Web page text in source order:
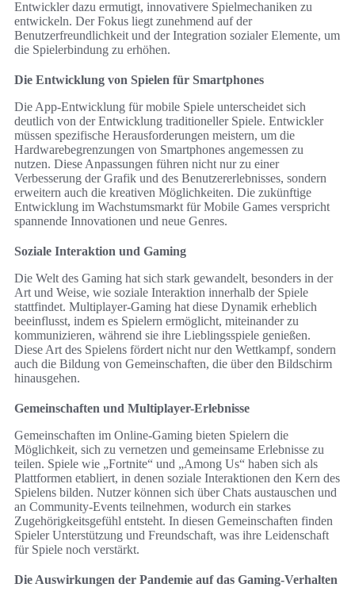
Entwickler dazu ermutigt, innovativere Spielmechaniken zu
entwickeln. Der Fokus liegt zunehmend auf der
Benutzerfreundlichkeit und der Integration sozialer Elemente, um
die Spielerbindung zu erhöhen.
Die Entwicklung von Spielen für Smartphones
Die App-Entwicklung für mobile Spiele unterscheidet sich
deutlich von der Entwicklung traditioneller Spiele. Entwickler
müssen spezifische Herausforderungen meistern, um die
Hardwarebegrenzungen von Smartphones angemessen zu
nutzen. Diese Anpassungen führen nicht nur zu einer
Verbesserung der Grafik und des Benutzererlebnisses, sondern
erweitern auch die kreativen Möglichkeiten. Die zukünftige
Entwicklung im Wachstumsmarkt für Mobile Games verspricht
spannende Innovationen und neue Genres.
Soziale Interaktion und Gaming
Die Welt des Gaming hat sich stark gewandelt, besonders in der
Art und Weise, wie soziale Interaktion innerhalb der Spiele
stattfindet. Multiplayer-Gaming hat diese Dynamik erheblich
beeinflusst, indem es Spielern ermöglicht, miteinander zu
kommunizieren, während sie ihre Lieblingsspiele genießen.
Diese Art des Spielens fördert nicht nur den Wettkampf, sondern
auch die Bildung von Gemeinschaften, die über den Bildschirm
hinausgehen.
Gemeinschaften und Multiplayer-Erlebnisse
Gemeinschaften im Online-Gaming bieten Spielern die
Möglichkeit, sich zu vernetzen und gemeinsame Erlebnisse zu
teilen. Spiele wie „Fortnite“ und „Among Us“ haben sich als
Plattformen etabliert, in denen soziale Interaktionen den Kern des
Spielens bilden. Nutzer können sich über Chats austauschen und
an Community-Events teilnehmen, wodurch ein starkes
Zugehörigkeitsgefühl entsteht. In diesen Gemeinschaften finden
Spieler Unterstützung und Freundschaft, was ihre Leidenschaft
für Spiele noch verstärkt.
Die Auswirkungen der Pandemie auf das Gaming-Verhalten